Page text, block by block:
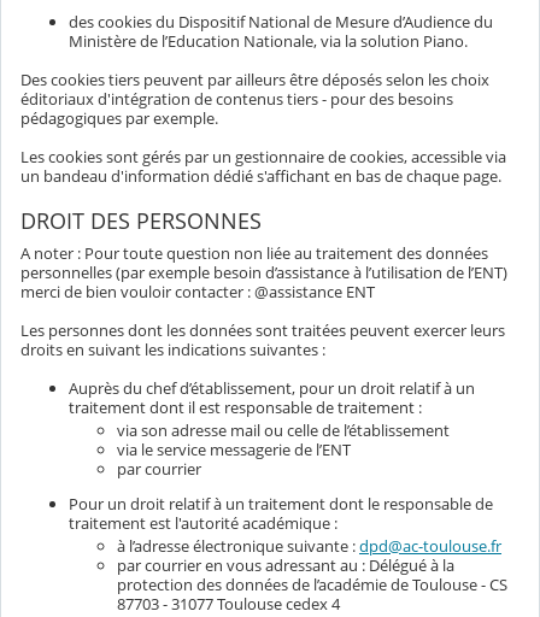
des cookies du Dispositif National de Mesure d’Audience du
Ministère de l’Education Nationale, via la solution Piano.
Des cookies tiers peuvent par ailleurs être déposés selon les choix
éditoriaux d'intégration de contenus tiers - pour des besoins
pédagogiques par exemple.
Les cookies sont gérés par un gestionnaire de cookies, accessible via
un bandeau d'information dédié s'affichant en bas de chaque page.
DROIT DES PERSONNES
A noter : Pour toute question non liée au traitement des données
personnelles (par exemple besoin d’assistance à l’utilisation de l’ENT)
merci de bien vouloir contacter : @assistance ENT
Les personnes dont les données sont traitées peuvent exercer leurs
droits en suivant les indications suivantes :
Auprès du chef d’établissement, pour un droit relatif à un
traitement dont il est responsable de traitement :
via son adresse mail ou celle de l’établissement
via le service messagerie de l’ENT
par courrier
Pour un droit relatif à un traitement dont le responsable de
traitement est l'autorité académique :
à l’adresse électronique suivante :dpd@ac-toulouse.fr
par courrier en vous adressant au : Délégué à la
protection des données de l’académie de Toulouse - CS
87703 - 31077 Toulouse cedex 4